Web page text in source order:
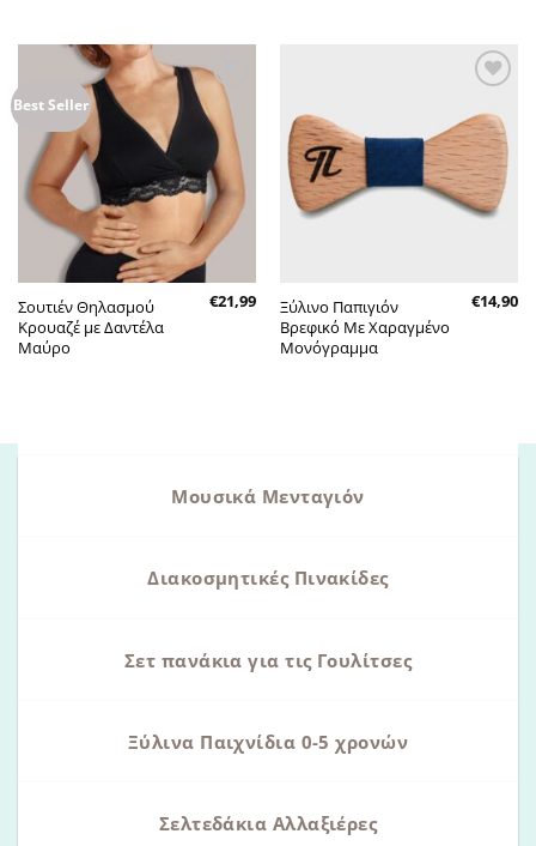
Best Seller
Πρόσθήκη
στην λίστα
επιθυμητών
Σουτιέν Θηλασμού
Κρουαζέ με Δαντέλα
Μαύρο
€21,99
στην λίστα
επιθυμητών
Ξύλινο Παπιγιόν
Βρεφικό Με Χαραγμένο
Μονόγραμμα
€14,90
Μουσικά Μενταγιόν
Διακοσμητικές Πινακίδες
Σετ πανάκια για τις Γουλίτσες
Ξύλινα Παιχνίδια 0-5 χρονών
Σελτεδάκια Αλλαξιέρες